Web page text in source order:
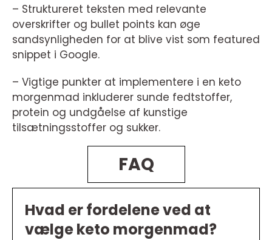
– Struktureret teksten med relevante
overskrifter og bullet points kan øge
sandsynligheden for at blive vist som featured
snippet i Google.
– Vigtige punkter at implementere i en keto
morgenmad inkluderer sunde fedtstoffer,
protein og undgåelse af kunstige
tilsætningsstoffer og sukker.
FAQ
Hvad er fordelene ved at
vælge keto morgenmad?